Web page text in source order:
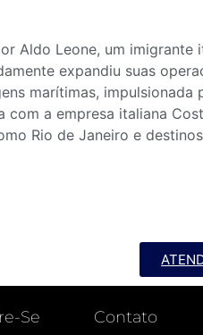
Aldo Leone, um imigrante
expandiu suas
marítimas, impulsionada
a empresa italiana
Rio de Janeiro e
Se Contato